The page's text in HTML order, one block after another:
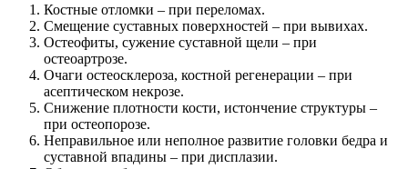
Костные отломки – при переломах.
Смещение суставных поверхностей – при вывихах.
Остеофиты, сужение суставной щели – при
остеоартрозе.
Очаги остеосклероза, костной регенерации – при
асептическом некрозе.
Снижение плотности кости, истончение структуры –
при остеопорозе.
Неправильное или неполное развитие головки бедра и
суставной впадины – при дисплазии.